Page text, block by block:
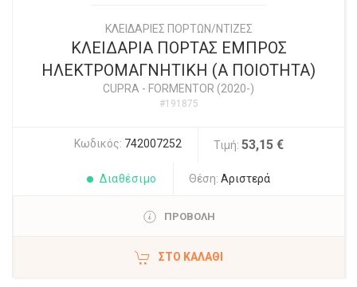
ΚΛΕΙΔΑΡΙΕΣ ΠΟΡΤΩΝ/ΝΤΙΖΕΣ
ΚΛΕΙΔΑΡΙΑ ΠΟΡΤΑΣ ΕΜΠΡΟΣ
ΗΛΕΚΤΡΟΜΑΓΝΗΤΙΚΗ (Α ΠΟΙΟΤΗΤΑ)
CUPRA - FORMENTOR (2020-)
#191875
Κωδικός: 742007252 Τιμή: 53,15 €
Διαθέσιμο Θέση: Αριστερά
ΠΡΟΒΟΛΗ
ΣΤΟ ΚΑΛΆΘΙ